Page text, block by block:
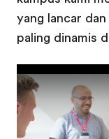
yang lancar
paling dinamis
Play